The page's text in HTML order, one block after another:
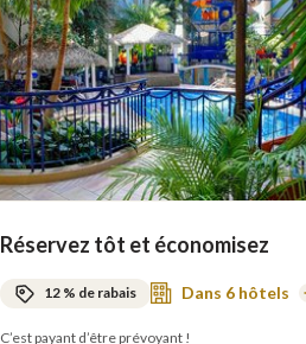
Réservez tôt et économisez
12 % de rabais Dans 6 hôtels
C’est payant d’être prévoyant !